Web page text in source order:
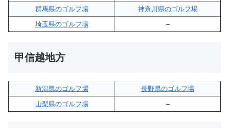
群馬県のゴルフ場
神奈川県のゴルフ場
埼玉県のゴルフ場
–
甲信越地方
新潟県のゴルフ場
長野県のゴルフ場
山梨県のゴルフ場
–